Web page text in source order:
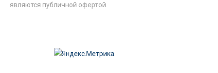
являются публичной офертой.